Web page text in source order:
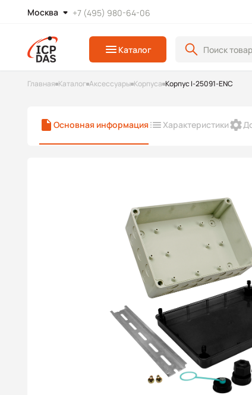
Москва +7 (495) 980-64-06
Каталог
Главная Каталог Аксессуары Корпуса Корпус I-25091-ENC
Основная информация Характеристики